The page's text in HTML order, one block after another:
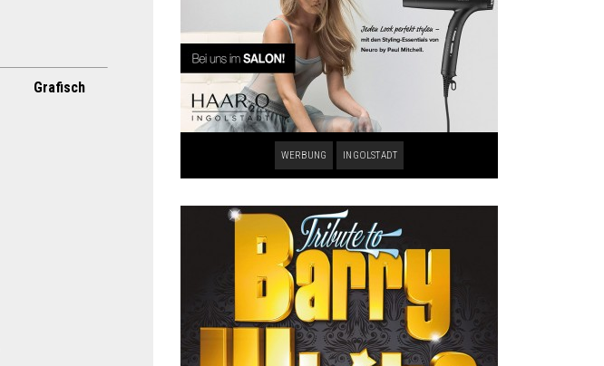
Grafisch
WERBUNG INGOLSTADT